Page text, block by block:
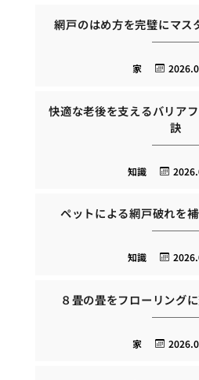
網戸のはめ方を完璧にマス
家
快適な老後を支えるバリア
訣
知識
ペットによる網戸破れを
知識
８畳の畳をフローリング
家